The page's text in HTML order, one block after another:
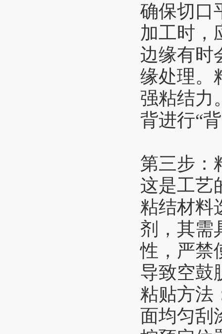
确保切口
加工时，
边缘有时
缘处理。
强粘结力
背进行“
第三步：
这是工艺
粘结材料
剂，其需
性，严禁
导致空鼓
粘贴方法
面均匀刮